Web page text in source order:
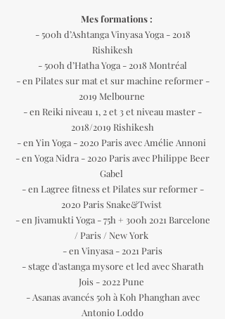
Mes formations :
- 500h d’Ashtanga Vinyasa Yoga - 2018
Rishikesh
- 500h d’Hatha Yoga - 2018 Montréal
- en Pilates sur mat et sur machine reformer -
2019 Melbourne
- en Reiki niveau 1, 2 et 3 et niveau master -
2018/2019 Rishikesh
- en Yin Yoga - 2020 Paris avec Amélie Annoni
- en Yoga Nidra - 2020 Paris avec Philippe Beer
Gabel
- en Lagree fitness et Pilates sur reformer -
2020 Paris Snake&Twist
- en Jivamukti Yoga - 75h + 300h 2021 Barcelone
/ Paris / New York
- en Vinyasa - 2021 Paris
- stage d'astanga mysore et led avec Sharath
Jois - 2022 Pune
- Asanas avancés 50h à Koh Phanghan avec
Antonio Loddo